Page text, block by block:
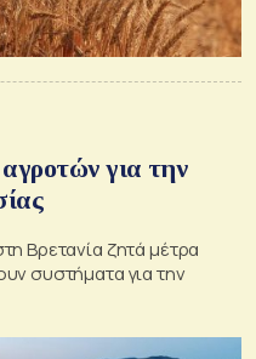
για την
Βρετανία ζητά μέτρα
συστήματα για την